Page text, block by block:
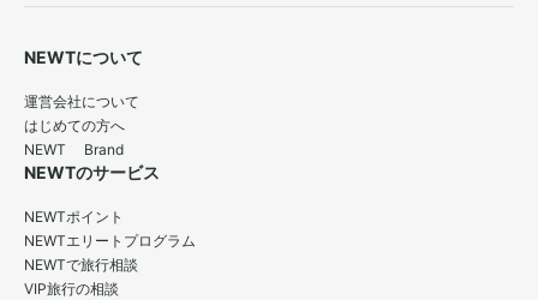
NEWTについて
運営会社について
はじめての方へ
NEWT Brand
NEWTのサービス
NEWTポイント
NEWTエリートプログラム
NEWTで旅行相談
VIP旅行の相談